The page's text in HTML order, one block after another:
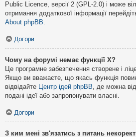
Public Licence, версії 2 (GPL-2.0) і може
отримання додаткової інформації
About phpBB.
Догори
Чому на форумі немає функції X?
Це програмне забезпечення створене і
Якщо ви вважаєте, що якась функція
відвідайте Центр ідей phpBB, де можна
подані ідеї або запропонувати власні.
Догори
З ким мені зв'язатись з питань